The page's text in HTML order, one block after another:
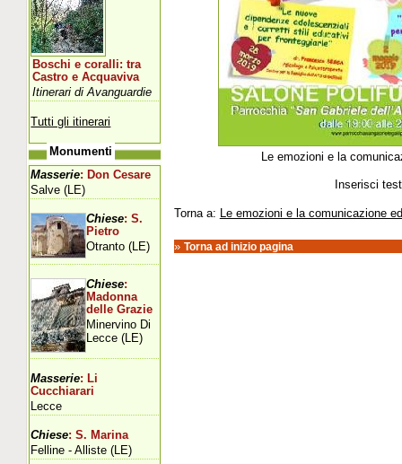
Le emozioni e la
Inserisci
Torna a: Le emozioni e la comunicazione
» Torna ad inizio pagina
Boschi e coralli: tra
Castro e Acquaviva
Itinerari di Avanguardie
Tutti gli itinerari
Monumenti
Masserie: Don Cesare
Salve (LE)
Chiese: S.
Pietro
Otranto (LE)
Chiese:
Madonna
delle Grazie
Minervino Di
Lecce (LE)
Masserie: Li
Cucchiarari
Lecce
Chiese: S. Marina
Felline - Alliste (LE)